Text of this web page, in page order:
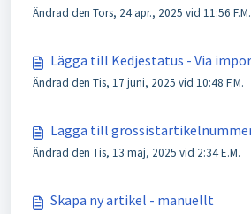
Ändrad den Tors, 24 apr., 2025 vid 11:56 F.M.
Lägga till Kedjestatus - Via
Ändrad den Tis, 17 juni, 2025 vid 10:48 F.M.
Lägga till
Ändrad den Tis, 13 maj, 2025 vid 2:34 E.M.
Skapa ny artikel - manuellt